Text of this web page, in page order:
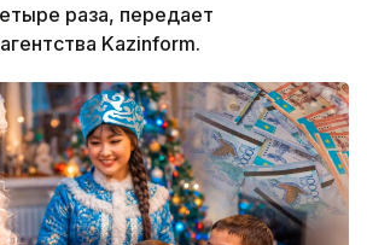
раза, передает
Kazinform.